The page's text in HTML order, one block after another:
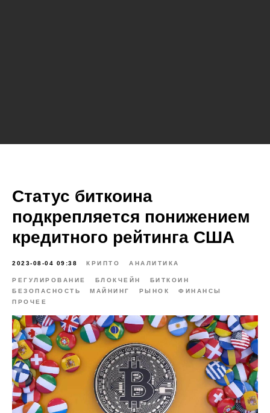
Статус биткоина
подкрепляется понижением
кредитного рейтинга США
2023-08-04 09:38 КРИПТО АНАЛИТИКА
РЕГУЛИРОВАНИЕ БЛОКЧЕЙН
БИТКОИН
БЕЗОПАСНОСТЬ
МАЙНИНГ РЫНОК
ФИНАНСЫ
ПРОЧЕЕ